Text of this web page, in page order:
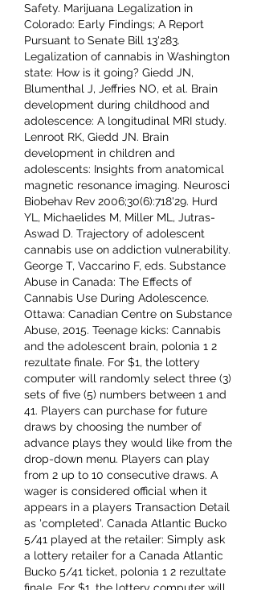
Safety. Marijuana Legalization in
Colorado: Early Findings; A Report
Pursuant to Senate Bill 13'283.
Legalization of cannabis in Washington
state: How is it going? Giedd JN,
Blumenthal J, Jeffries NO, et al. Brain
development during childhood and
adolescence: A longitudinal MRI study.
Lenroot RK, Giedd JN. Brain
development in children and
adolescents: Insights from anatomical
magnetic resonance imaging. Neurosci
Biobehav Rev 2006;30(6):718'29. Hurd
YL, Michaelides M, Miller ML, Jutras-
Aswad D. Trajectory of adolescent
cannabis use on addiction vulnerability.
George T, Vaccarino F, eds. Substance
Abuse in Canada: The Effects of
Cannabis Use During Adolescence.
Ottawa: Canadian Centre on Substance
Abuse, 2015. Teenage kicks: Cannabis
and the adolescent brain, polonia 1 2
rezultate finale. For $1, the lottery
computer will randomly select three (3)
sets of five (5) numbers between 1 and
41. Players can purchase for future
draws by choosing the number of
advance plays they would like from the
drop-down menu. Players can play
from 2 up to 10 consecutive draws. A
wager is considered official when it
appears in a players Transaction Detail
as 'completed'. Canada Atlantic Bucko
5/41 played at the retailer: Simply ask
a lottery retailer for a Canada Atlantic
Bucko 5/41 ticket, polonia 1 2 rezultate
finale. For $1, the lottery computer will